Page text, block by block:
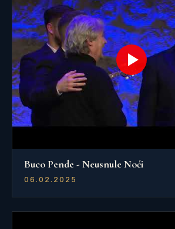
Buco Pende - Neusnule Noći
06.02.2025